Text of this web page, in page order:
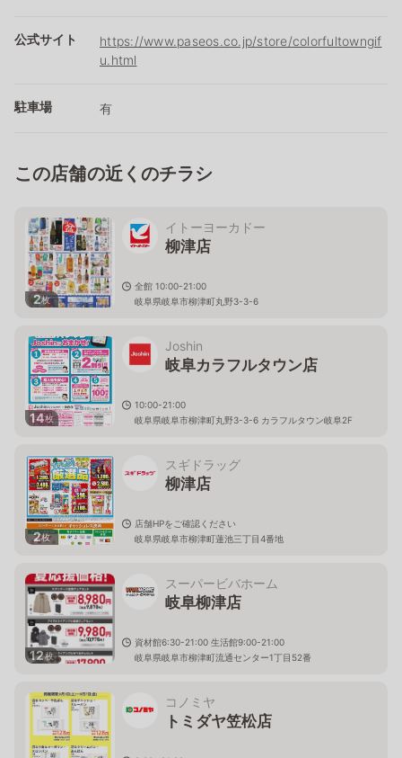
公式サイト
https://www.paseos.co.jp/store/colorfultowngif
u.html
駐車場 有
この店舗の近くのチラシ
2枚
イトーヨーカドー
柳津店
全館 10:00-21:00
岐阜県岐阜市柳津町丸野3-3-6
14枚
Joshin
岐阜カラフルタウン店
10:00-21:00
岐阜県岐阜市柳津町丸野3-3-6 カラフルタウン岐阜2F
2枚
スギドラッグ
柳津店
店舗HPをご確認ください
岐阜県岐阜市柳津町蓮池三丁目4番地
12枚
スーパービバホーム
岐阜柳津店
資材館6:30-21:00 生活館9:00-21:00
岐阜県岐阜市柳津町流通センター1丁目52番
コノミヤ
トミダヤ笠松店